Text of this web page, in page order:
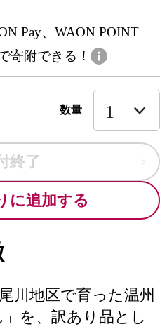
Pay、WAON POINT
寄附できる！
数量
終了
に追加する
川地区で育った温州
を、訳あり品とし